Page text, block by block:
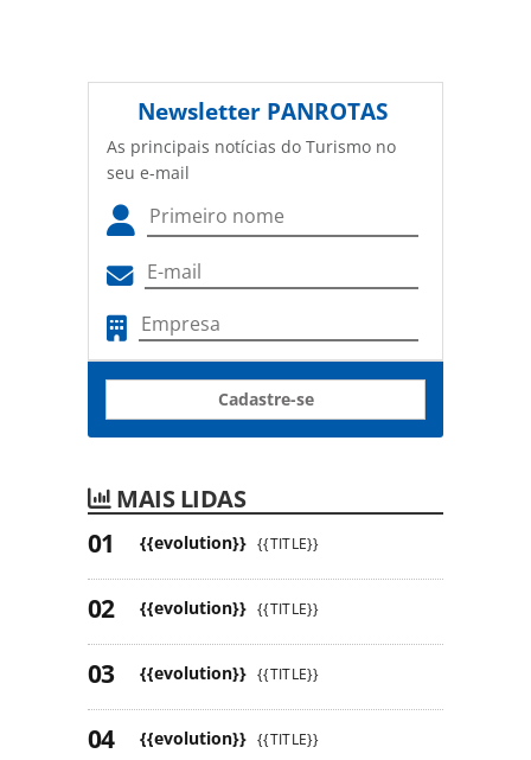
Newsletter PANROTAS
As principais notícias do Turismo no
seu e-mail
Cadastre-se
MAIS LIDAS
{{evolution}} {{TITLE}}
{{evolution}} {{TITLE}}
{{evolution}} {{TITLE}}
{{evolution}} {{TITLE}}